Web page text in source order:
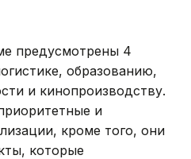
предусмотрены 4
образованию,
и кинопроизводству.
и
кроме того, они
которые